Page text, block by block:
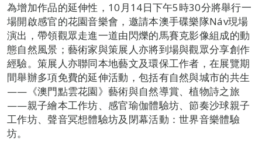
為增加作品的延伸性，10月14日下午5時30分將舉行一
場開啟感官的花園音樂會，邀請本澳手碟樂隊Náv現場
演出，帶領觀眾走進一道由閃爍的馬賽克影像組成的動
態自然風景；藝術家與策展人亦將到場與觀眾分享創作
經驗。策展人亦聯同本地藝文及環保工作者，在展覽期
間舉辦多項免費的延伸活動，包括有自然與城市的共生
——《澳門點雲花園》藝術與自然導賞、植物詩之旅
——親子繪本工作坊、感官瑜伽體驗坊、節奏沙球親子
工作坊、聲音冥想體驗坊及閉幕活動：世界音樂體驗
坊。